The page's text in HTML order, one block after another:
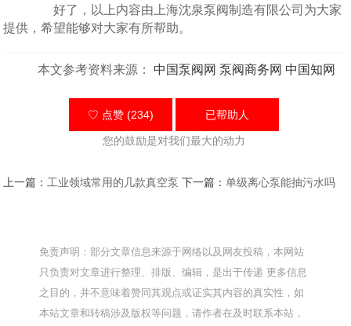
好了，以上内容由上海沈泉泵阀制造有限公司为大家
提供，希望能够对大家有所帮助。
本文参考资料来源： 中国泵阀网 泵阀商务网 中国知网
♡ 点赞 (234) 已帮助 人
您的鼓励是对我们最大的动力
上一篇： 工业领域常用的几款真空泵 下一篇：单级离心泵能抽污水吗
免责声明：部分文章信息来源于网络以及网友投稿，本网站
只负责对文章进行整理、排版、编辑，是出于传递 更多信息
之目的，并不意味着赞同其观点或证实其内容的真实性，如
本站文章和转稿涉及版权等问题，请作者在及时联系本站，